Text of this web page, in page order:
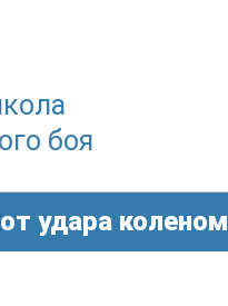
боя
удара коленом